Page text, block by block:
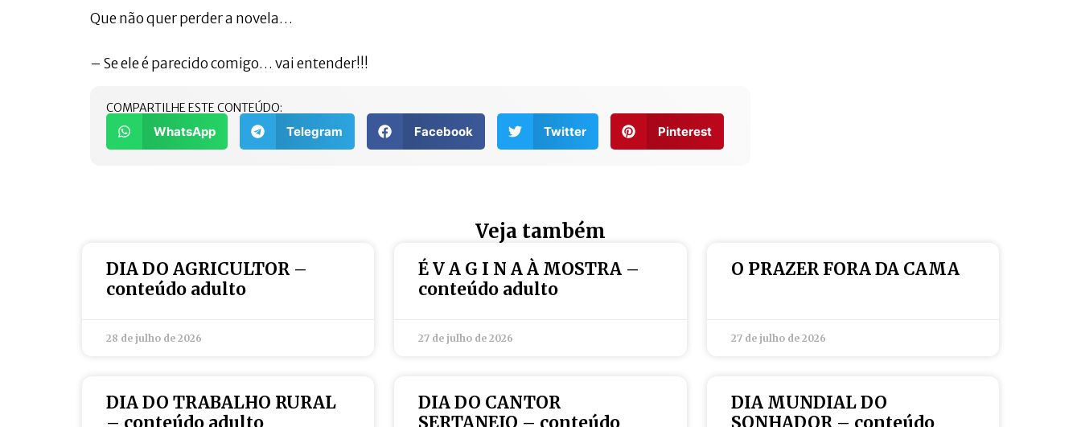
Que não quer perder a novela…
– Se ele é parecido comigo… vai entender!!!
COMPARTILHE ESTE CONTEÚDO:
WhatsApp Telegram Facebook Twitter Pinterest
Veja também
DIA DO AGRICULTOR –
conteúdo adulto
28 de julho de 2026
É V A G I N A À MOSTRA –
conteúdo adulto
27 de julho de 2026
O PRAZER FORA DA CAMA
27 de julho de 2026
DIA DO TRABALHO RURAL
DIA DO CANTOR
DIA MUNDIAL DO